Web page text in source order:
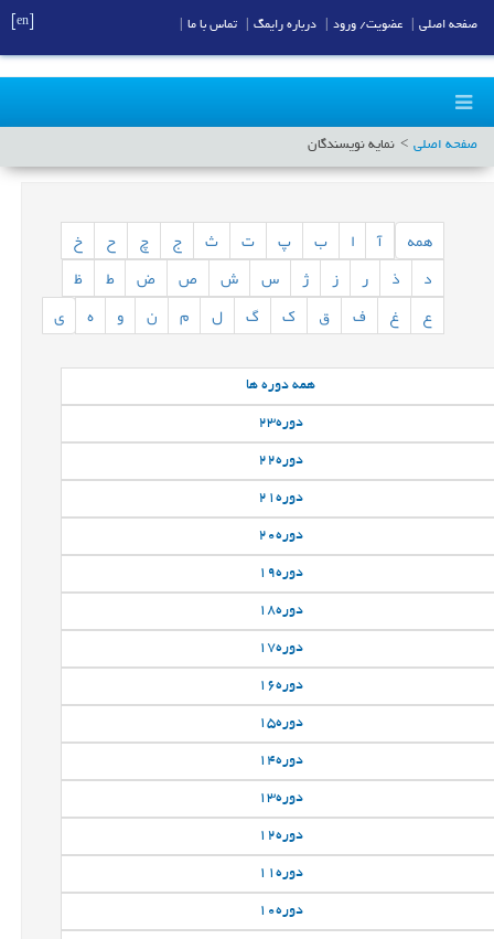
صفحه اصلی نمایه نویسندگان
همه ب پ ت ث ج چ ح
خ
د
ذ ر ز ژ س ش ص ض ط
ظ
ع
غ ف ق ک گ ل م ن و ه ی
همه دوره ها
دوره23
دوره22
دوره21
دوره20
دوره19
دوره18
دوره17
دوره16
دوره15
دوره14
دوره13
دوره12
دوره11
دوره10
صفحه اصلی عضویت/ ورود درباره رایمگ تماس با ما